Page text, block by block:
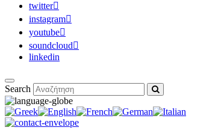
twitter
instagram
youtube
soundcloud
linkedin
Search